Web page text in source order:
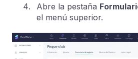
Abre la pestaña
el menú superior.